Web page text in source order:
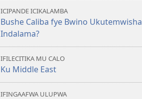
LOLENI!
ICIPANDE ICIKALAMBA
Bushe Caliba fye Bwino Ukutemwisha
Indalama?
IFILECITIKA MU CALO
Ku Middle East
IFINGAAFWA ULUPWA